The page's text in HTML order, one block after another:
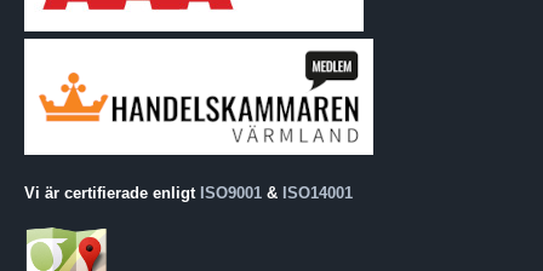
Vi är certifierade enligt ISO9001 & ISO14001